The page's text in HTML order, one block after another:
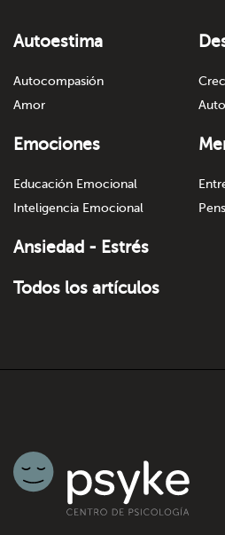
Autoestima
Autocompasión
Amor
Emociones
Educación Emocional
Inteligencia Emocional
Ansiedad - Estrés
Todos los artículos